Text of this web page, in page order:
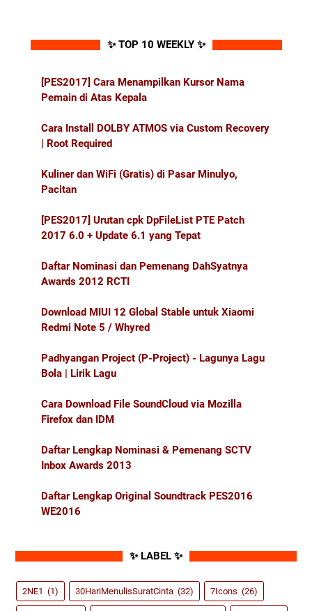
✨ TOP 10 WEEKLY ✨
[PES2017] Cara Menampilkan Kursor Nama
Pemain di Atas Kepala
Cara Install DOLBY ATMOS via Custom Recovery
| Root Required
Kuliner dan WiFi (Gratis) di Pasar Minulyo,
Pacitan
[PES2017] Urutan cpk DpFileList PTE Patch
2017 6.0 + Update 6.1 yang Tepat
Daftar Nominasi dan Pemenang DahSyatnya
Awards 2012 RCTI
Download MIUI 12 Global Stable untuk Xiaomi
Redmi Note 5 / Whyred
Padhyangan Project (P-Project) - Lagunya Lagu
Bola | Lirik Lagu
Cara Download File SoundCloud via Mozilla
Firefox dan IDM
Daftar Lengkap Nominasi & Pemenang SCTV
Inbox Awards 2013
Daftar Lengkap Original Soundtrack PES2016
WE2016
✨ LABEL ✨
2NE1 (1) 30HariMenulisSuratCinta (32) 7Icons (26)